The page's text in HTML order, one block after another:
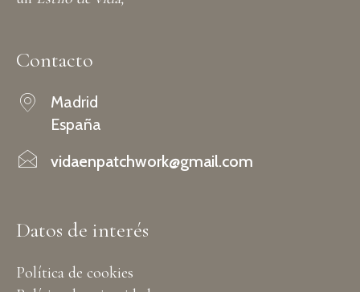
Contacto
Madrid
España
vidaenpatchwork@gmail.com
Datos de interés
Política de cookies